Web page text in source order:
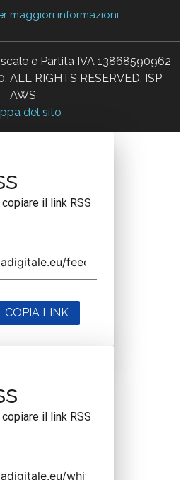
maggiori informazioni
e Partita IVA 13868590962
RIGHTS RESERVED. ISP
AWS
del sito
il link RSS
COPIA LINK
il link RSS